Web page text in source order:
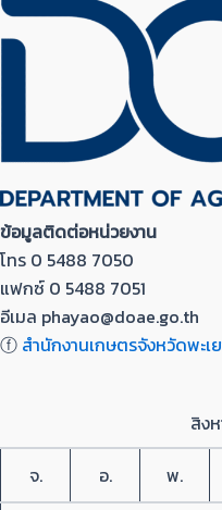
ข้อมูลติดต่อหน่วยงาน
โทร 0 5488 7050
แฟกซ์ 0 5488 7051
อีเมล phayao@doae.go.th
ⓕ สำนักงานเกษตรจังหวัดพะเ
สิง
จ.
อ. พ.